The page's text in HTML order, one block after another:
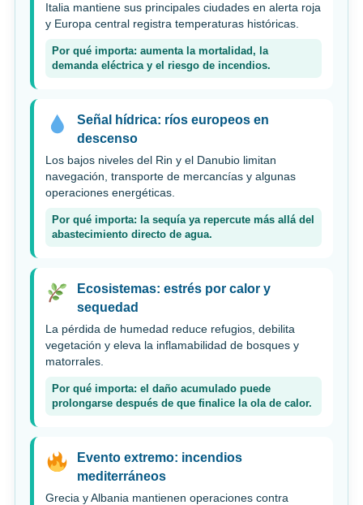
Italia mantiene sus principales ciudades en alerta roja
y Europa central registra temperaturas históricas.
Por qué importa: aumenta la mortalidad, la
demanda eléctrica y el riesgo de incendios.
Señal hídrica: ríos europeos en
descenso
Los bajos niveles del Rin y el Danubio limitan
navegación, transporte de mercancías y algunas
operaciones energéticas.
Por qué importa: la sequía ya repercute más allá del
abastecimiento directo de agua.
Ecosistemas: estrés por calor y
sequedad
La pérdida de humedad reduce refugios, debilita
vegetación y eleva la inflamabilidad de bosques y
matorrales.
Por qué importa: el daño acumulado puede
prolongarse después de que finalice la ola de calor.
Evento extremo: incendios
mediterráneos
Grecia y Albania mantienen operaciones contra